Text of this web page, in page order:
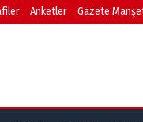
Anketler Gazete